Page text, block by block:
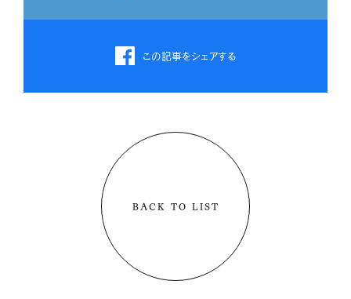
この記事をシェアする
BACK TO LIST